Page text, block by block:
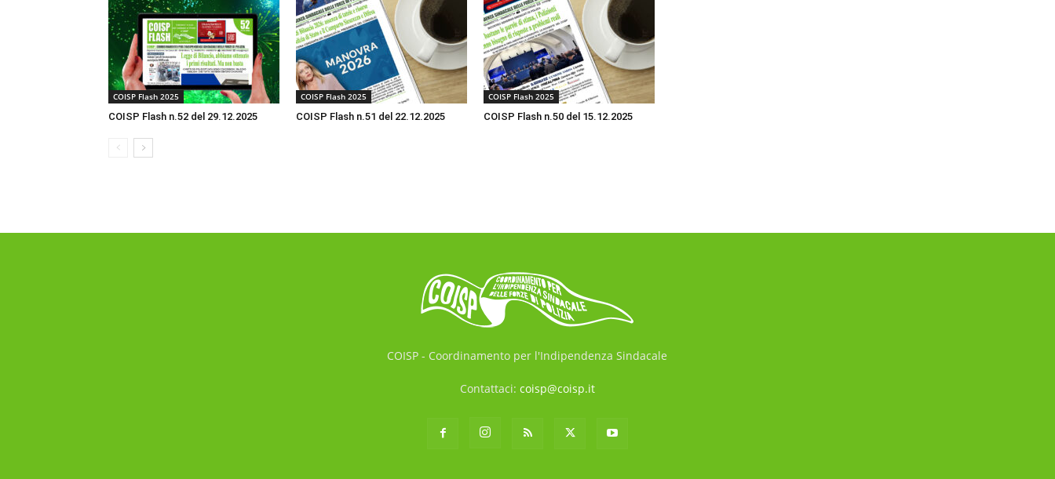
COISP Flash 2025
COISP Flash n.52 del 29.12.2025
COISP Flash 2025
COISP Flash n.51 del 22.12.2025
COISP Flash 2025
COISP Flash n.50 del 15.12.2025
COISP - Coordinamento per l'Indipendenza Sindacale
Contattaci: coisp@coisp.it